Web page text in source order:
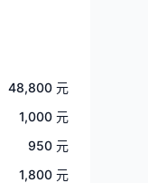
48,800 元
1,000 元
950 元
1,800 元